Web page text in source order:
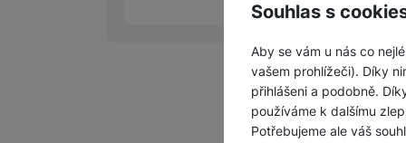
Souhlas s
Aby se vám u nás co
vašem prohlížeči). Díky
přihlášeni a podobně.
používáme k dalšímu
Potřebujeme ale váš